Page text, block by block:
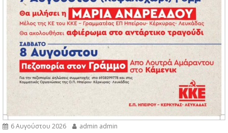
6 Αυγούστου 2026 admin admin